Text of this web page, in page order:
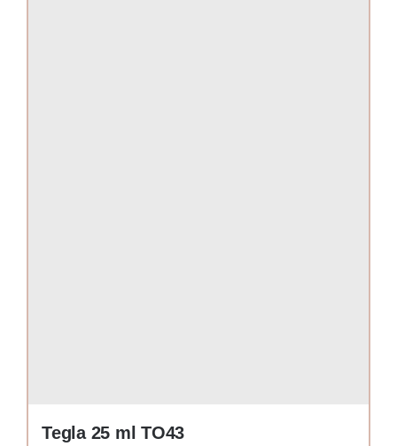
Tegla 25 ml TO43